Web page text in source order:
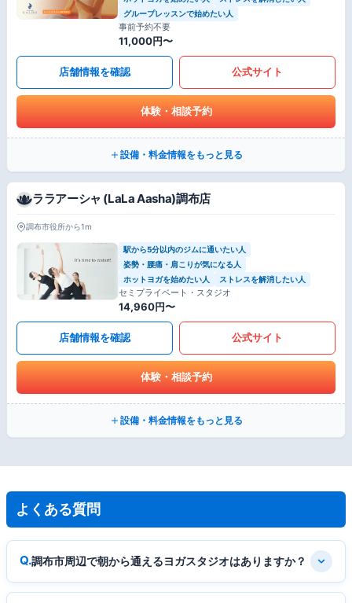
グループレッスンで始めたい人
事前予約不要
11,000円〜
店舗情報を確認 公式サイト
体験・相談予約
設備・料金情報をもっと見る
ララアーシャ (LaLa Aasha)調布店
調布市役所から1m
駅から5分以内のジムに通いたい人
姿勢・腰痛・肩こりが気になる人
ホットヨガを始めたい人
ストレスを解消したい人
セミプライベート・スタジオ
14,960円〜
店舗情報を確認 公式サイト
体験・相談予約
設備・料金情報をもっと見る
よくある質問
調布市周辺で朝から通えるヨガスタジオはありますか？